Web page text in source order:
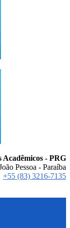
Acadêmicos - PRG
Pessoa - Paraíba
+55 (83) 3216-7135